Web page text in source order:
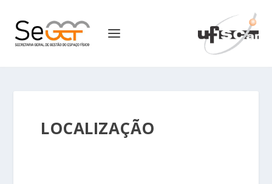
LOCALIZAÇÃO